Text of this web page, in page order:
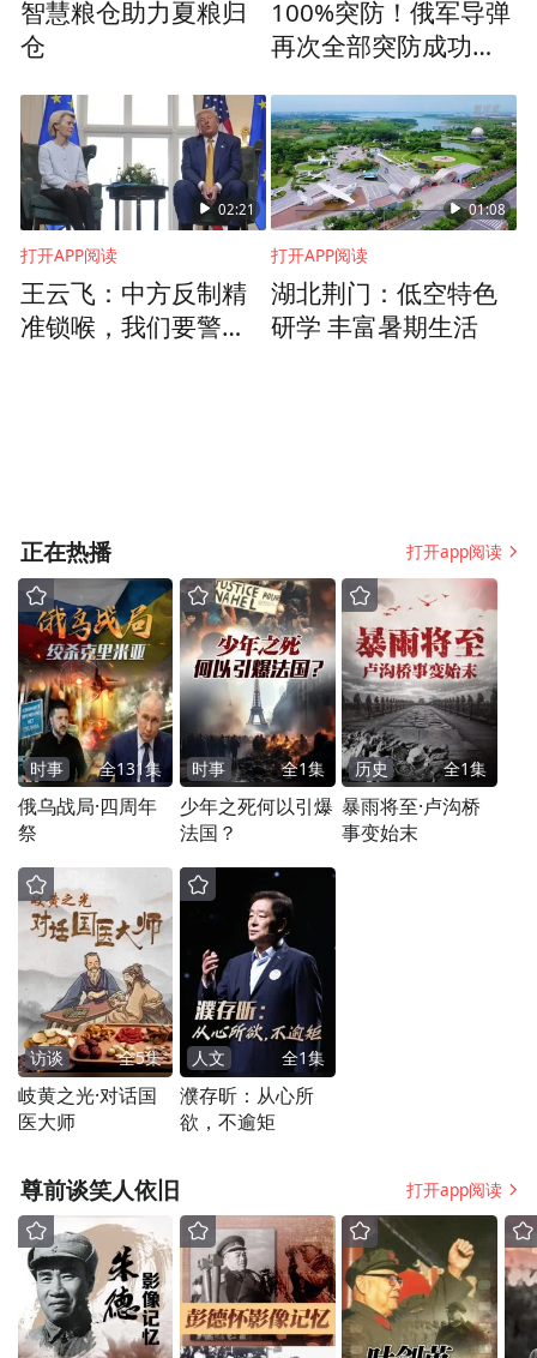
仅过去21天时间，虽然第九兵团的行军速度
以保证展开对美军陆战队第一师的向心突
击。而陆战第一师是整个第十军的主力，是
美军兵力最充足，战斗力最强的一个师，这
样，就形成了一个“择强而击”的态势。这种
“择强而击”的态势，与孟良崮战役较为接
近，所以，在第九兵团投入第二次战役前，
其次，长津湖附近地形破碎崎岖，人口密度
极低，也就是说，“战场容载力”极低，承担
不了较大规模的部队。在缺乏高效运输线的
情况下，大兵团的运动和战斗都将受到极大
限制。整个第九兵团在向长津湖一带运动的
过程中，几乎只能沿着一条道路前进，朝鲜
东北部地区本就人口稀疏，交通困难。在军
事学上，“师”编制的最初定义，是在一条道
路上能够独立执行进攻与防御任务的部队。
而第九兵团的3个军部，12个师，在向长津湖
沿岸运动过程中，却几乎只能沿着一条路前
进。也幸亏第十三兵团前进速度足够快，如
果他们也像美军一样龟速运动，12个师的大
兵团在进军途中就会被困死在路上。而当十
五万志愿军在长津湖一带展开之后，因为后
战斗，通过消灭美军，缴获美军的物资给
养，才能继续将战斗进行下去。
智慧粮仓助力夏粮归
仓
100%突防！俄军导弹
再次全部突防成功，
了
02:21
打开APP阅读
王云飞：中方反制精
准锁喉，我们要警告
01:08
打开APP阅读
湖北荆门：低空特色
研学 丰富暑期生活
正在热播 打开app阅读
时事 全131集
俄乌战局·四周年
祭
时事 全1集
少年之死何以引爆
法国？
历史 全1集
暴雨将至·卢沟桥
事变始末
访谈 全5集
岐黄之光·对话国
医大师
人文 全1集
濮存昕：从心所
欲，不逾矩
尊前谈笑人依旧 打开app阅读